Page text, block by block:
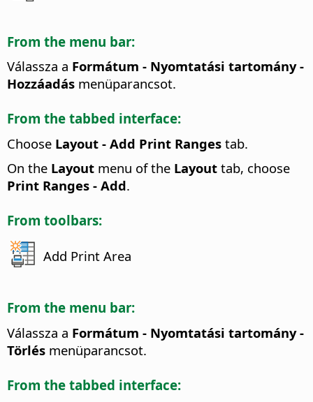
From the menu bar:
Válassza a Formátum - Nyomtatási tartomány -
Hozzáadás menüparancsot.
From the tabbed interface:
Choose Layout - Add Print Ranges tab.
On the Layout menu of the Layout tab, choose
Print Ranges - Add.
From toolbars:
Add Print Area
From the menu bar:
Válassza a Formátum - Nyomtatási tartomány -
Törlés menüparancsot.
From the tabbed interface: